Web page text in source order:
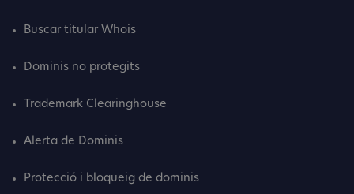
Buscar titular Whois
Dominis no protegits
Trademark Clearinghouse
Alerta de Dominis
Protecció i bloqueig de dominis